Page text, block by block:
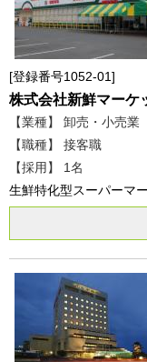
登録番号1052-01
株式会社新鮮マー
【業種】 卸売・小売業
【職種】 接客職
【採用】 1名
生鮮特化型スーパーマ